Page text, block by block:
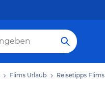
Flims Urlaub Reisetipps Flims